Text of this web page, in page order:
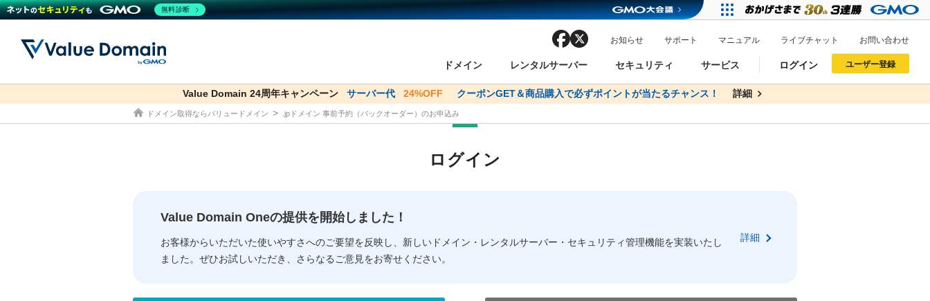
ドメイン
ドメイン ドメイン検索
ドメイン一括検索
人気ドメインの種類 WHOIS検索
レンタルサーバー
レンタルサーバー コアサーバー
セキュリティ
セキュリティ Value Domain ネットde診断
サービス
サービス お得意様割引
バリュードメインAPI
facebook お知らせ サポート マニュアル ライブチャット お問い合わせ
ログイン
従来のバリュードメインをご利用希望の方 おすすめ One レンタルサーバーを含む最新の機能を使う方
以下でもログイン可能
ユーザー登録
従来のバリュードメインをご利用希望の方 おすすめ One レンタルサーバーを含む最新の機能を使う方
以下でも登録可能
Value Domain 24周年キャンペーン サーバー代 24%OFF クーポンGET＆商品購入で必ずポイントが当たるチャンス！ 詳細
co.jpドメイン✕コアサーバーV2ビジネス応援キャンペーン サーバー料金1年間無料 詳細
ドメイン取得ならバリュードメイン .jpドメイン 事前予約（バックオーダー）のお申込み
ログイン
Value Domain Oneの提供を開始しました！
お客様からいただいた使いやすさへのご要望を反映し、新しいドメイン・レンタルサーバー・セキュリティ管理機能を実装いたし
ました。ぜひお試しいただき、さらなるご意見をお寄せください。
詳細
無料診断